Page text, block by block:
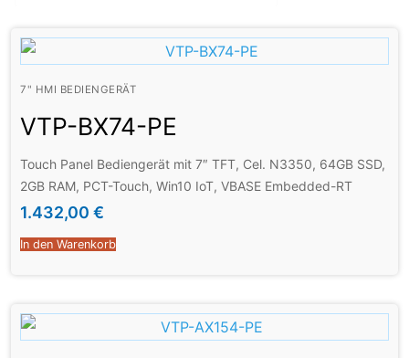
7" HMI BEDIENGERÄT
VTP-BX74-PE
Touch Panel Bediengerät mit 7″ TFT, Cel. N3350, 64GB SSD,
2GB RAM, PCT-Touch, Win10 IoT, VBASE Embedded-RT
1.432,00 €
In den Warenkorb